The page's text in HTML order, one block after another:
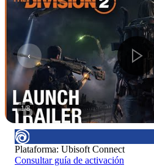
1/8
Plataforma: Ubisoft Connect
Consultar guía de activación